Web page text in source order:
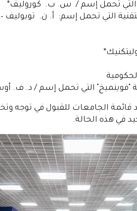
التي تحمل إسم / س. ب. كوروليف*
التي تحمل إسم: أ. ن. توبوليف
"فوينميخ" التي تحمل إسم / د. ف.
قائمة الجامعات للقبول في
في هذه الحالة.